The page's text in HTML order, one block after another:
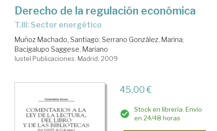
Derecho de la regulación económica
T.III: Sector energético
Muñoz Machado, Santiago; Serrano González, Marina;
Bacigalupo Saggese, Mariano
Iustel Publicaciones. Madrid, 2009
45,00 €
Stock en librería. Envío
en 24/48 horas